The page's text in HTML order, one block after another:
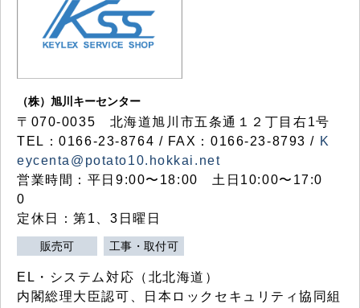
（株）旭川キーセンター
〒070-0035 北海道旭川市五条通１２丁目右1号
TEL：0166-23-8764 / FAX：0166-23-8793 / K
eycenta@potato10.hokkai.net
営業時間：平日9:00〜18:00 土日10:00〜17:0
0
定休日：第1、3日曜日
販売可 工事・取付可
EL・システム対応（北北海道）
内閣総理大臣認可、日本ロックセキュリティ協同組